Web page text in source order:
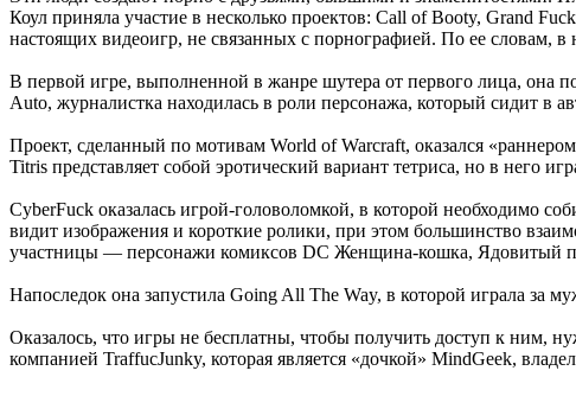
Коул приняла участие в несколько проектов: Call of Booty, Grand
настоящих видеоигр, не связанных с порнографией. По ее словам,
В первой игре, выполненной в жанре шутера от первого лица, она
Auto, журналистка находилась в роли персонажа, который сидит в
Проект, сделанный по мотивам World of Warcraft, оказался
Titris представляет собой эротический вариант тетриса, но в него
CyberFuck оказалась игрой-головоломкой, в которой необходимо
видит изображения и короткие ролики, при этом большинство
участницы — персонажи комиксов DC Женщина-кошка, Ядовитый
Напоследок она запустила Going All The Way, в которой играла за
Оказалось, что игры не бесплатны, чтобы получить доступ к ним,
компанией TraffucJunky, которая является «дочкой» MindGeek,